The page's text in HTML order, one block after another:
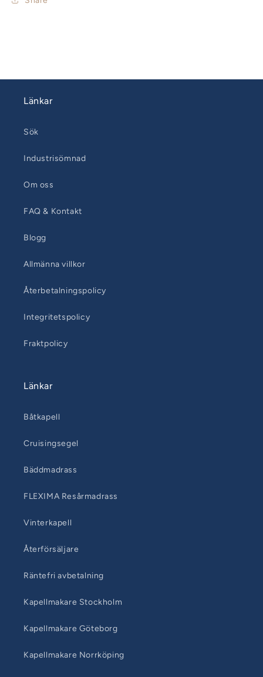
Länkar
Sök
Industrisömnad
Om oss
FAQ & Kontakt
Blogg
Allmänna villkor
Återbetalningspolicy
Integritetspolicy
Fraktpolicy
Länkar
Båtkapell
Cruisingsegel
Bäddmadrass
FLEXIMA Resårmadrass
Vinterkapell
Återförsäljare
Räntefri avbetalning
Kapellmakare Stockholm
Kapellmakare Göteborg
Kapellmakare Norrköping